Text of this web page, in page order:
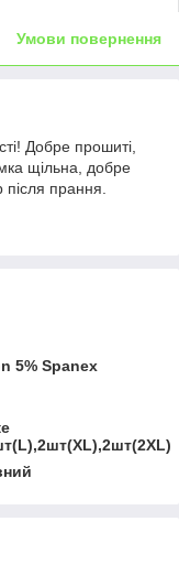
Умови повернення
Добре прошиті,
щільна, добре
прання.
5% Spanex